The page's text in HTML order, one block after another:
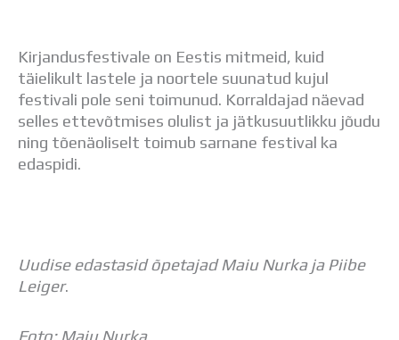
Kirjandusfestivale on Eestis mitmeid, kuid
täielikult lastele ja noortele suunatud kujul
festivali pole seni toimunud. Korraldajad näevad
selles ettevõtmises olulist ja jätkusuutlikku jõudu
ning tõenäoliselt toimub sarnane festival ka
edaspidi.
Uudise edastasid õpetajad Maiu Nurka ja Piibe
Leiger.